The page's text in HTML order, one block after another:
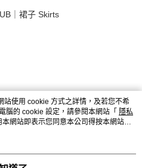
｜裙子 Skirts
使用 cookie 方式之詳情，及若您不希
腦的 cookie 設定，請參閱本網站「 隱私
網站即表示您同意本公司得按本網站使